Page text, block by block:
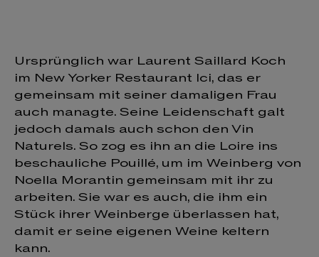
Ursprünglich war Laurent Saillard Koch
im New Yorker Restaurant Ici, das er
gemeinsam mit seiner damaligen Frau
auch managte. Seine Leidenschaft galt
jedoch damals auch schon den Vin
Naturels. So zog es ihn an die Loire ins
beschauliche Pouillé, um im Weinberg von
Noella Morantin gemeinsam mit ihr zu
arbeiten. Sie war es auch, die ihm ein
Stück ihrer Weinberge überlassen hat,
damit er seine eigenen Weine keltern
kann.